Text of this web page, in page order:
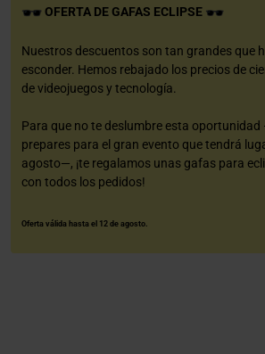
OFERTA DE GAFAS ECLIPSE
Nuestros descuentos son tan grandes que
esconder. Hemos rebajado los precios de
de videojuegos y tecnología.
Para que no te deslumbre esta
prepares para el gran evento que tendrá
agosto—, ¡te regalamos unas gafas para
con todos los pedidos!
Oferta válida hasta el 12 de agosto.